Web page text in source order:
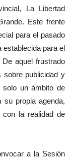
La Libertad
Este frente
para el pasado
establecida para el
aquel frustrado
sobre publicidad y
solo un ámbito de
propia agenda,
con la realidad de
a la Sesión